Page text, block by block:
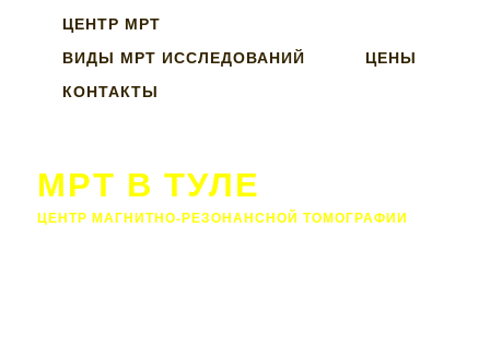
ЦЕНТР МРТ
ВИДЫ МРТ ИССЛЕДОВАНИЙ
ЦЕНЫ
КОНТАКТЫ
МРТ В ТУЛЕ
ЦЕНТР МАГНИТНО-РЕЗОНАНСНОЙ ТОМОГРАФИИ